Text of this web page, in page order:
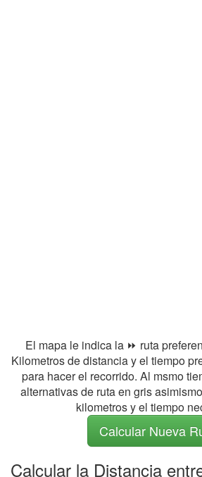
El mapa le indica la ⏩ ruta
Kilometros de distancia y el tiempo
para hacer el recorrido. Al msmo
alternativas de ruta en gris
kilometros y el tiempo
Calcular Nueva
Calcular la Distancia